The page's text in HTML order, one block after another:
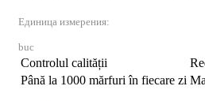
Единица измерения:
buc
Controlul calității
Până la 1000 mărfuri în fiecare zi